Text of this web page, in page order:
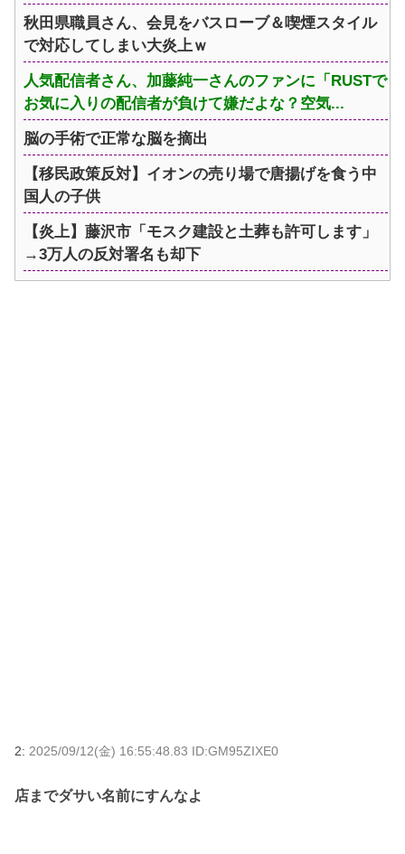
秋田県職員さん、会見をバスローブ＆喫煙スタイル
で対応してしまい大炎上ｗ
人気配信者さん、加藤純一さんのファンに「RUSTで
お気に入りの配信者が負けて嫌だよな？空気...
脳の手術で正常な脳を摘出
【移民政策反対】イオンの売り場で唐揚げを食う中
国人の子供
【炎上】藤沢市「モスク建設と土葬も許可します」
→3万人の反対署名も却下
2: 2025/09/12(金) 16:55:48.83 ID:GM95ZIXE0
店までダサい名前にすんなよ